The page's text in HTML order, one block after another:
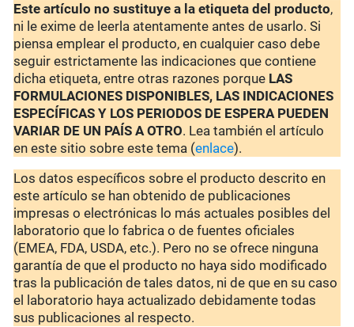
Este artículo no sustituye a la etiqueta del producto,
ni le exime de leerla atentamente antes de usarlo. Si
piensa emplear el producto, en cualquier caso debe
seguir estrictamente las indicaciones que contiene
dicha etiqueta, entre otras razones porque LAS
FORMULACIONES DISPONIBLES, LAS INDICACIONES
ESPECÍFICAS Y LOS PERIODOS DE ESPERA PUEDEN
VARIAR DE UN PAÍS A OTRO. Lea también el artículo
en este sitio sobre este tema (enlace).
Los datos específicos sobre el producto descrito en
este artículo se han obtenido de publicaciones
impresas o electrónicas lo más actuales posibles del
laboratorio que lo fabrica o de fuentes oficiales
(EMEA, FDA, USDA, etc.). Pero no se ofrece ninguna
garantía de que el producto no haya sido modificado
tras la publicación de tales datos, ni de que en su caso
el laboratorio haya actualizado debidamente todas
sus publicaciones al respecto.